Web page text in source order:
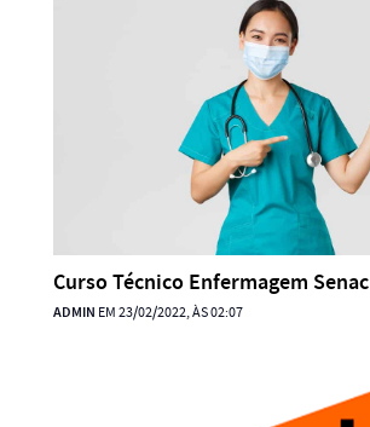
Curso Técnico Enfermagem Senac
ADMIN EM 23/02/2022, ÀS 02:07